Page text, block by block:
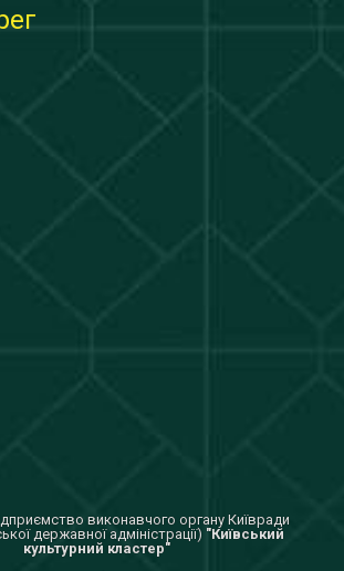
виконавчого органу Київради
державної адміністрації) "Київський
культурний кластер"